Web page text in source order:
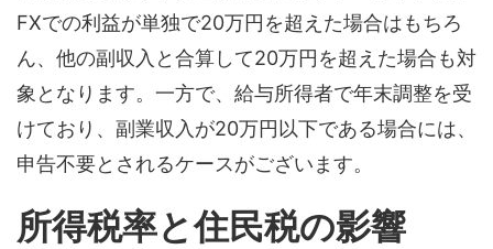
FXでの利益が単独で20万円を超えた場合はもちろ
ん、他の副収入と合算して20万円を超えた場合も対
象となります。一方で、給与所得者で年末調整を受
けており、副業収入が20万円以下である場合には、
申告不要とされるケースがございます。
所得税率と住民税の影響